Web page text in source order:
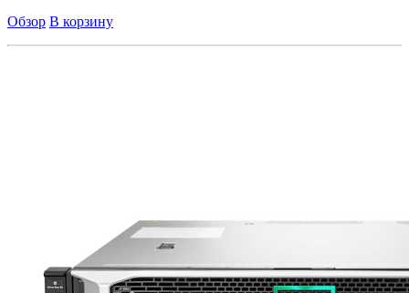
Обзор В корзину